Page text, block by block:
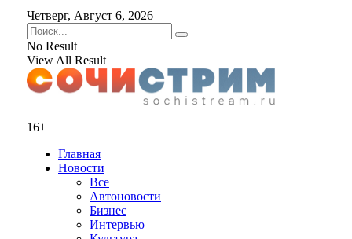
Четверг, Август 6, 2026
No Result
View All Result
16+
Главная
Новости
Все
Автоновости
Бизнес
Интервью